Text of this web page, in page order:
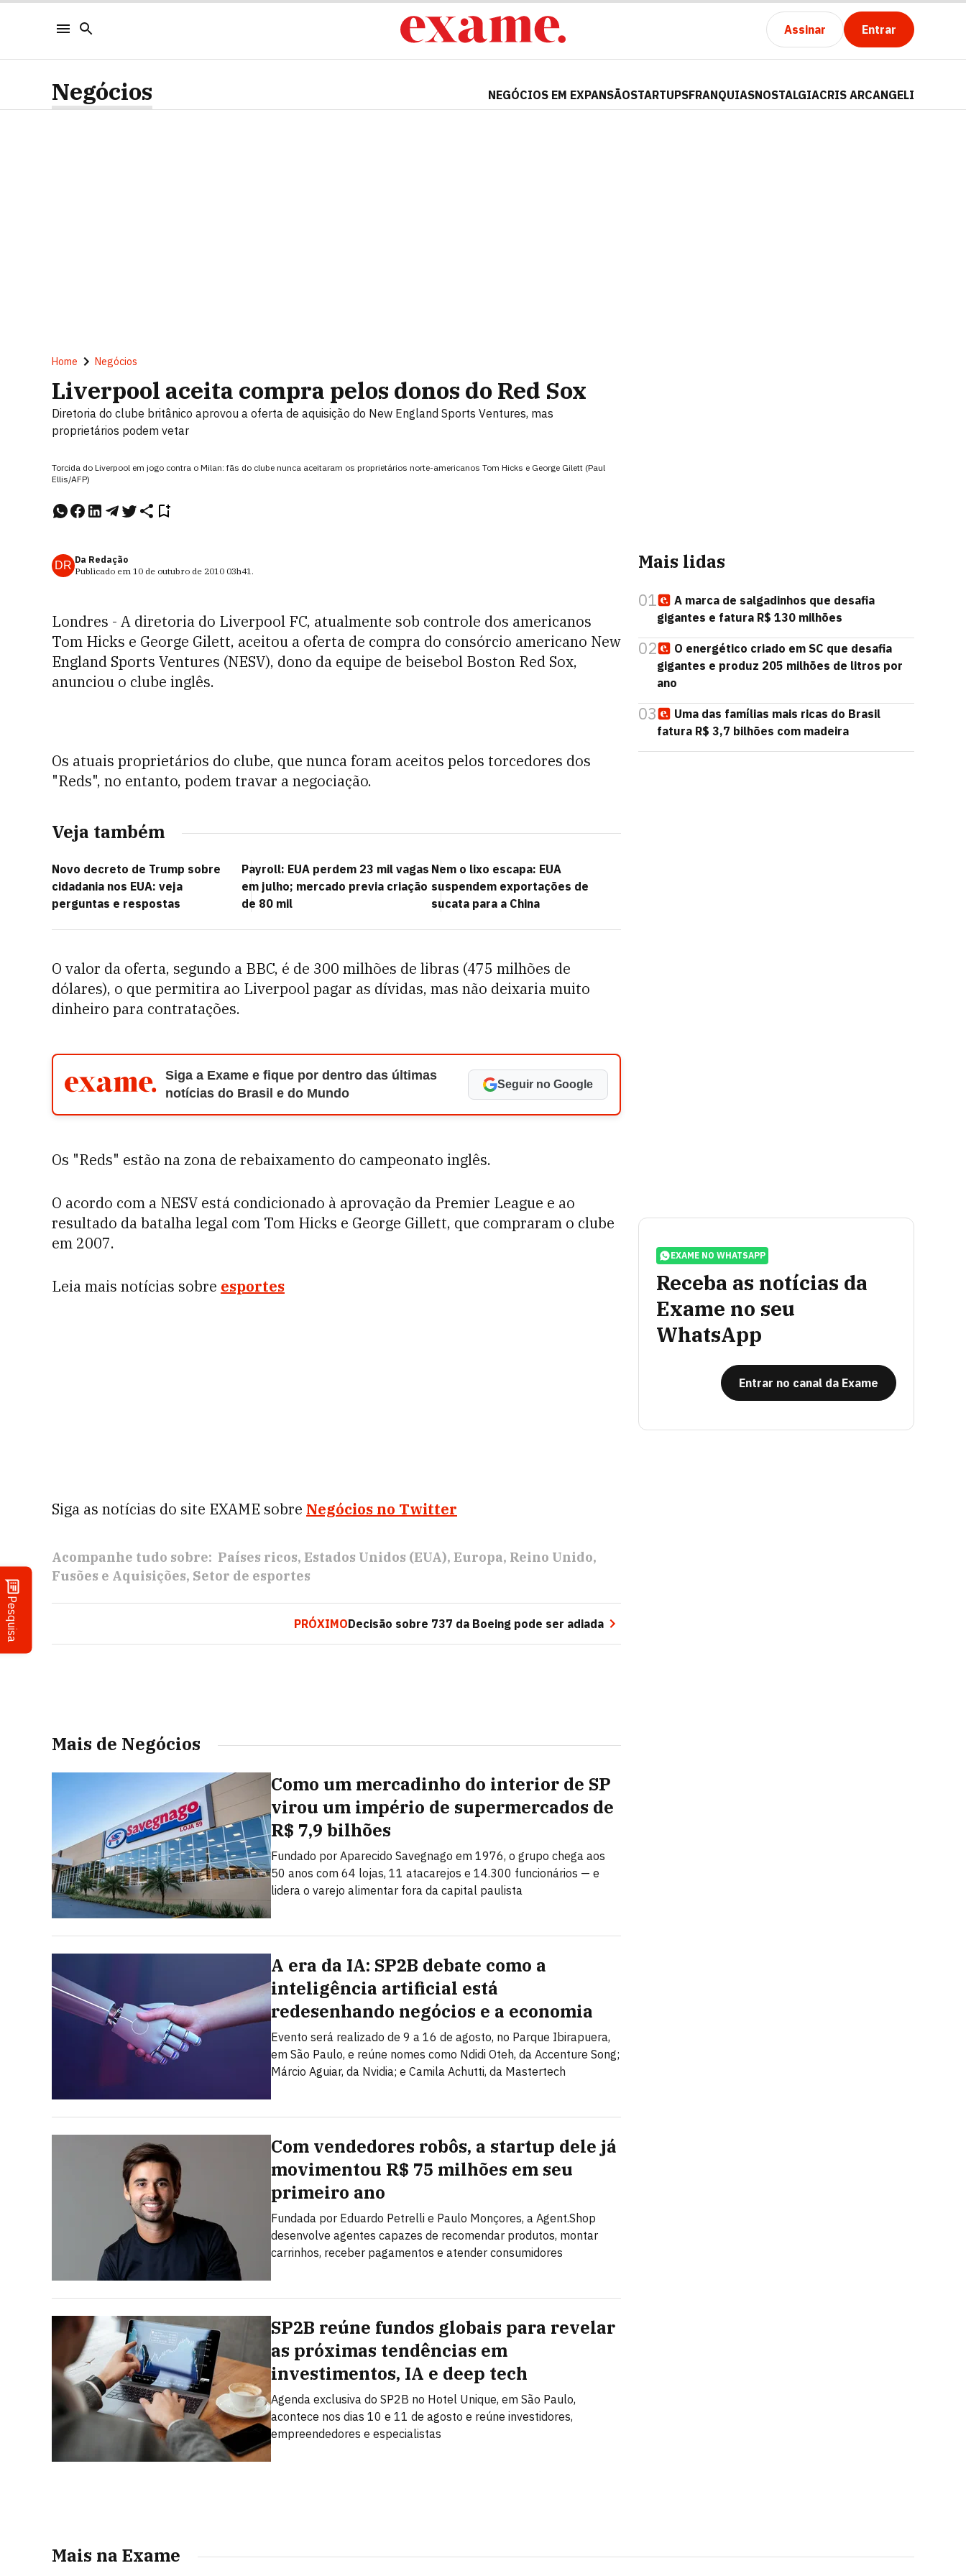
Assinar Entrar
Pesquisa
Negócios NEGÓCIOS EM EXPANSÃOSTARTUPSFRANQUIASNOSTALGIACRIS ARCANGELI
Home Negócios
Liverpool aceita compra pelos donos do Red Sox
Diretoria do clube britânico aprovou a oferta de aquisição do New England Sports Ventures, mas
proprietários podem vetar
Torcida do Liverpool em jogo contra o Milan: fãs do clube nunca aceitaram os proprietários norte-americanos Tom Hicks e George Gilett (Paul
Ellis/AFP)
DR Da Redação
Publicado em 10 de outubro de 2010 03h41.
Londres - A diretoria do Liverpool FC, atualmente sob controle dos americanos
Tom Hicks e George Gilett, aceitou a oferta de compra do consórcio americano New
England Sports Ventures (NESV), dono da equipe de beisebol Boston Red Sox,
anunciou o clube inglês.
Os atuais proprietários do clube, que nunca foram aceitos pelos torcedores dos
"Reds", no entanto, podem travar a negociação.
Veja também
Novo decreto de Trump sobre
cidadania nos EUA: veja
perguntas e respostas
Payroll: EUA perdem 23 mil vagas
em julho; mercado previa criação
de 80 mil
Nem o lixo escapa: EUA
suspendem exportações de
sucata para a China
O valor da oferta, segundo a BBC, é de 300 milhões de libras (475 milhões de
dólares), o que permitira ao Liverpool pagar as dívidas, mas não deixaria muito
dinheiro para contratações.
Siga a Exame e fique por dentro das últimas
notícias do Brasil e do Mundo
Seguir no Google
Os "Reds" estão na zona de rebaixamento do campeonato inglês.
O acordo com a NESV está condicionado à aprovação da Premier League e ao
resultado da batalha legal com Tom Hicks e George Gillett, que compraram o clube
em 2007.
Leia mais notícias sobre esportes
Siga as notícias do site EXAME sobre Negócios no Twitter
Acompanhe tudo sobre: Países ricos Estados Unidos (EUA) Europa Reino Unido
Fusões e Aquisições Setor de esportes
PRÓXIMODecisão sobre 737 da Boeing pode ser adiada
Mais de Negócios
Como um mercadinho do interior de SP
virou um império de supermercados de
R$ 7,9 bilhões
Fundado por Aparecido Savegnago em 1976, o grupo chega aos
50 anos com 64 lojas, 11 atacarejos e 14.300 funcionários — e
lidera o varejo alimentar fora da capital paulista
A era da IA: SP2B debate como a
inteligência artificial está
redesenhando negócios e a economia
Evento será realizado de 9 a 16 de agosto, no Parque Ibirapuera,
em São Paulo, e reúne nomes como Ndidi Oteh, da Accenture Song;
Márcio Aguiar, da Nvidia; e Camila Achutti, da Mastertech
Com vendedores robôs, a startup dele já
movimentou R$ 75 milhões em seu
primeiro ano
Fundada por Eduardo Petrelli e Paulo Monçores, a Agent.Shop
desenvolve agentes capazes de recomendar produtos, montar
carrinhos, receber pagamentos e atender consumidores
SP2B reúne fundos globais para revelar
as próximas tendências em
investimentos, IA e deep tech
Agenda exclusiva do SP2B no Hotel Unique, em São Paulo,
acontece nos dias 10 e 11 de agosto e reúne investidores,
empreendedores e especialistas
Mais lidas
01
A marca de salgadinhos que desafia
gigantes e fatura R$ 130 milhões
02
O energético criado em SC que desafia
gigantes e produz 205 milhões de litros por
ano
03
Uma das famílias mais ricas do Brasil
fatura R$ 3,7 bilhões com madeira
EXAME NO WHATSAPP
Receba as notícias da
Exame no seu
WhatsApp
Entrar no canal da Exame
Mais na Exame